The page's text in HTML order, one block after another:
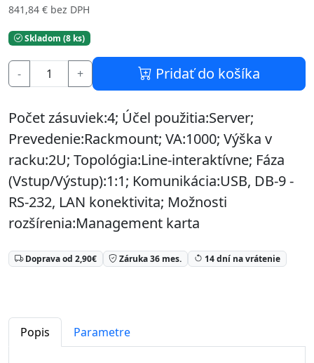
841,84 € bez DPH
Skladom (8 ks)
- + Pridať do košíka
Počet zásuviek:4; Účel použitia:Server;
Prevedenie:Rackmount; VA:1000; Výška v
racku:2U; Topológia:Line-interaktívne; Fáza
(Vstup/Výstup):1:1; Komunikácia:USB, DB-9 -
RS-232, LAN konektivita; Možnosti
rozšírenia:Management karta
Doprava od 2,90€ Záruka 36 mes. 14 dní na vrátenie
Popis Parametre